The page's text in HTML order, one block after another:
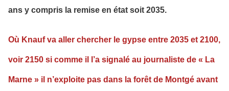
ans y compris la remise en état soit 2035.
Où Knauf va aller chercher le gypse entre 2035 et 2100,
voir 2150 si comme il l’a signalé au journaliste de « La
Marne » il n’exploite pas dans la forêt de Montgé avant